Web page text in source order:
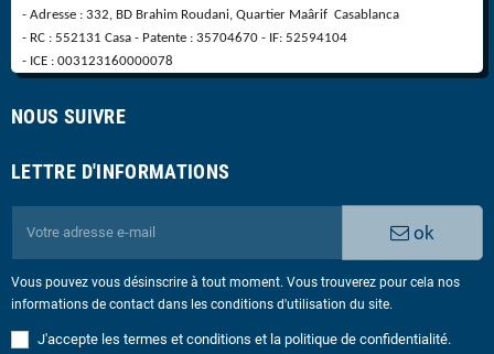
- Adresse : 332, BD Brahim Roudani, Quartier Maârif Casablanca
- RC : 552131 Casa - Patente : 35704670 - IF: 52594104
- ICE : 003123160000078
NOUS SUIVRE
LETTRE D'INFORMATIONS
ok
Vous pouvez vous désinscrire à tout moment. Vous trouverez pour cela nos
informations de contact dans les conditions d'utilisation du site.
J'accepte les termes et conditions et la politique de confidentialité.